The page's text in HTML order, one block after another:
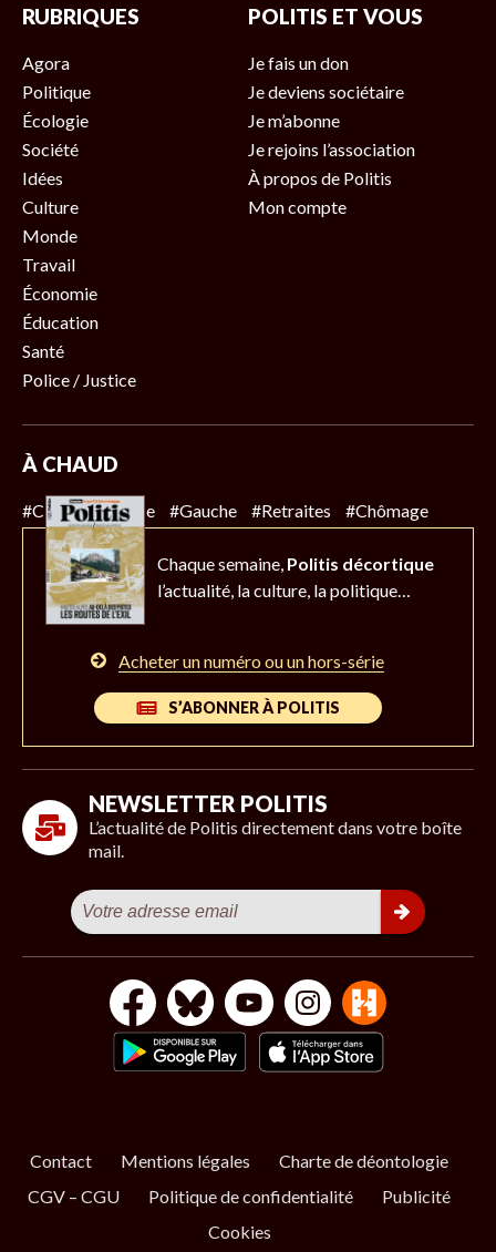
RUBRIQUES
Agora
Politique
Écologie
Société
Idées
Culture
Monde
Travail
Économie
Éducation
Santé
Police / Justice
POLITIS ET VOUS
Je fais un don
Je deviens sociétaire
Je m’abonne
Je rejoins l’association
À propos de Politis
Mon compte
À CHAUD
#Climat #Police #Gauche #Retraites #Chômage
Chaque semaine, Politis décortique
l’actualité, la culture, la politique…
Acheter un numéro ou un hors-série
S’ABONNER À POLITIS
NEWSLETTER POLITIS
L’actualité de Politis directement dans votre boîte
mail.
Contact Mentions légales
Charte de déontologie
CGV – CGU
Politique de confidentialité
Publicité
Cookies